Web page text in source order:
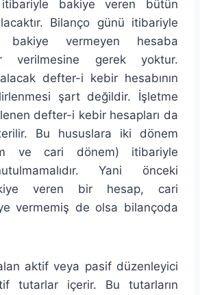
bakiye veren bütün
Bilanço günü itibariyle
vermeyen hesaba
verilmesine gerek yoktur.
defter-i kebir hesabının
şart değildir. İşletme
defter-i kebir hesapları da
Bu hususlara iki dönem
ve cari dönem) itibariyle
Yani önceki
veren bir hesap, cari
vermemiş de olsa bilançoda
aktif veya pasif düzenleyici
tutarlar içerir. Bu tutarların